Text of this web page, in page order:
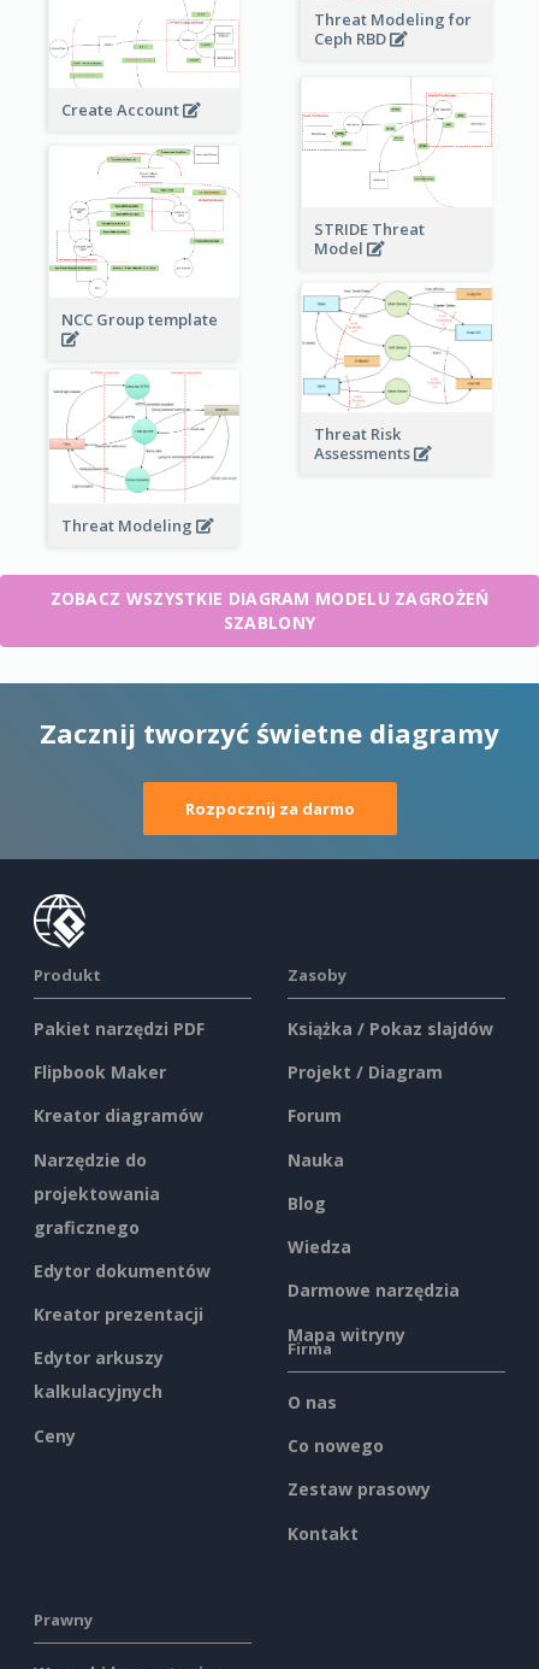
Threat Modeling for
Ceph RBD
Create Account
STRIDE Threat
Model
NCC Group template
Threat Risk
Assessments
Threat Modeling
ZOBACZ WSZYSTKIE DIAGRAM MODELU ZAGROŻEŃ
SZABLONY
Zacznij tworzyć świetne diagramy
Rozpocznij za darmo
Produkt
Pakiet narzędzi PDF
Flipbook Maker
Kreator diagramów
Narzędzie do
projektowania
graficznego
Edytor dokumentów
Kreator prezentacji
Edytor arkuszy
kalkulacyjnych
Ceny
Zasoby
Książka / Pokaz slajdów
Projekt / Diagram
Forum
Nauka
Blog
Wiedza
Darmowe narzędzia
Mapa witryny
Firma
O nas
Co nowego
Zestaw prasowy
Kontakt
Prawny